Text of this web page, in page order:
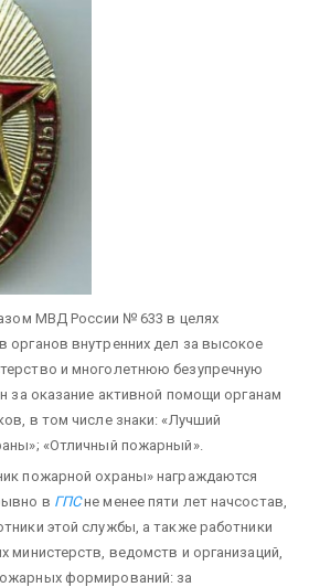
МВД России № 633 в целях
органов внутренних дел за высокое
и многолетнюю безупречную
за оказание активной помощи органам
в том числе знаки: «Лучший
«Отличный пожарный».
пожарной охраны» награждаются
в ГПСне менее пяти лет начсостав,
этой службы, а также работники
министерств, ведомств и организаций,
формирований: за